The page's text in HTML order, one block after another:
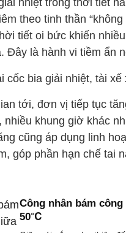
theo tinh thần
tiết oi bức khiến
Đây là hành vi tiềm ẩn
tới, đơn vị tiếp tục
khung giờ khác
cũng áp dụng linh
góp phần hạn chế tai
Công nhân bám
50℃